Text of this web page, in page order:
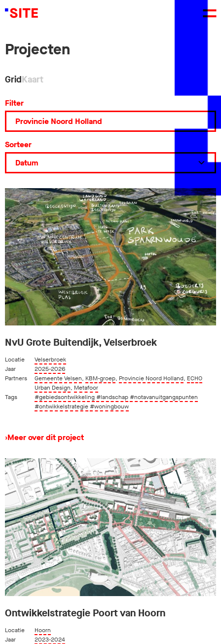
Projecten
GridKaart
Filter
Sorteer
NvU Grote Buitendijk, Velserbroek
Locatie
Velserbroek
Jaar
2025-2026
Partners
Gemeente Velsen, KBM-groep, Provincie Noord Holland, ECHO
Urban Design, Metafoor
Tags
#gebiedsontwikkeling#landschap#notavanuitgangspunten
#ontwikkelstrategie#woningbouw
›Meer over dit project
Ontwikkelstrategie Poort van Hoorn
Locatie
Hoorn
Jaar
2023-2024